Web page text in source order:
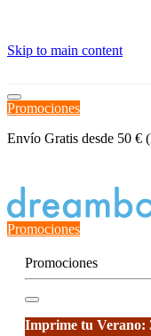
Skip to main content
Promociones
Envío Gratis desde 50 €
Promociones
Promociones
Imprime tu Verano:
≡